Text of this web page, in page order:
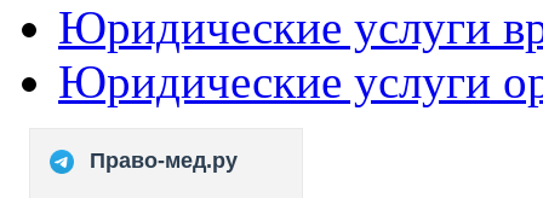
Юридические услуги
Юридические услуги
Право-мед.ру